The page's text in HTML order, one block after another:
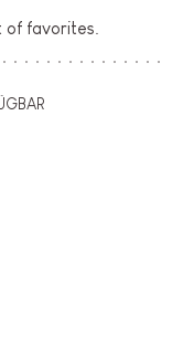
favorites.